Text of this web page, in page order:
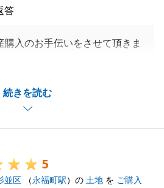
続きを読む
答
購入のお手伝いをさせて頂きま
ております。
いても楽しみにしております。
しくお願い申し上げます。
閉じる
5
並区 （永福町駅）の 土地 を ご購入